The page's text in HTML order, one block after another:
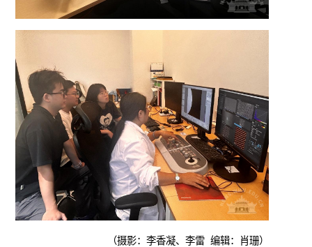
（摄影：李香凝、李雷 编辑：肖珊）